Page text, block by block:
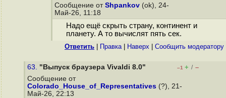
Сообщение от Shpankov (ok), 24-
Май-26, 11:18
Надо ещё скрыть страну, континент и
планету. А то вычислят пять сек.
Ответить Правка| Наверх Cообщить модератору
63. "Выпуск браузера Vivaldi 8.0" –1 + / –
Сообщение от
Colorado_House_of_Representatives (?), 21-
Май-26, 22:13